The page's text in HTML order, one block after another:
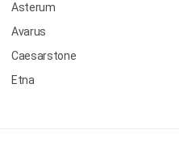
Asterum
Avarus
Caesarstone
Etna